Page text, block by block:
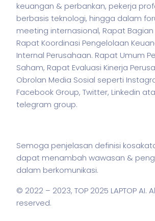
keuangan & perbankan, pekerja
berbasis teknologi, hingga dalam
meeting internasional, Rapat Bagian
Rapat Koordinasi Pengelolaan
Internal Perusahaan. Rapat Umum
Saham, Rapat Evaluasi Kinerja
Obrolan Media Sosial seperti
Facebook Group, Twitter, Linkedin
telegram group.
Semoga penjelasan definisi
dapat menambah wawasan &
dalam berkomunikasi.
© 2022 – 2023, TOP 2025 LAPTOP AI.
reserved.